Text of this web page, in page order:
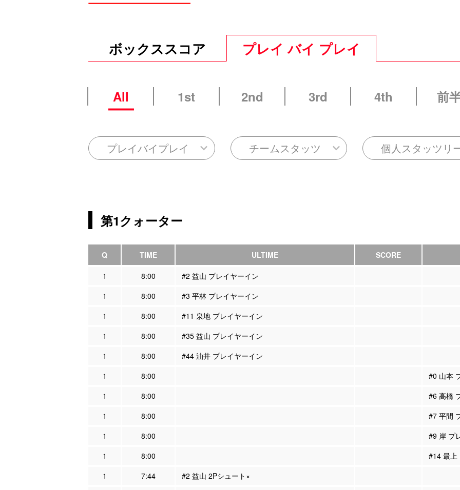
ボックススコア プレイ バイ プレイ
All 1st 2nd 3rd 4th 前
プレイバイプレイ チームスタッツ 個人スタッツリ
第1クォーター
Q TIME ULTIME SCORE
1 8:00
#2 益山 プレイヤーイン
1
8:00
#3 平林 プレイヤーイン
1
8:00
#11 泉地 プレイヤーイン
1
8:00
#35 益山 プレイヤーイン
1
8:00
#44 油井 プレイヤーイン
1
8:00
#0 山本
1
8:00
#6 高橋
1
8:00
#7 平間
1
8:00
#9 岸 プ
1
8:00
#14 最上
1
7:44
#2 益山 2Pシュート×